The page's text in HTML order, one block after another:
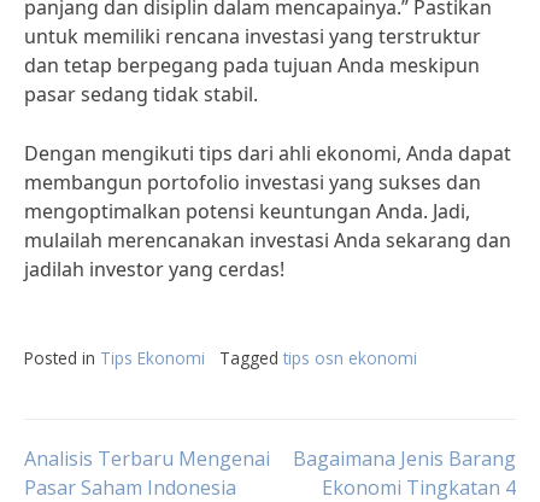
panjang dan disiplin dalam mencapainya.” Pastikan
untuk memiliki rencana investasi yang terstruktur
dan tetap berpegang pada tujuan Anda meskipun
pasar sedang tidak stabil.
Dengan mengikuti tips dari ahli ekonomi, Anda dapat
membangun portofolio investasi yang sukses dan
mengoptimalkan potensi keuntungan Anda. Jadi,
mulailah merencanakan investasi Anda sekarang dan
jadilah investor yang cerdas!
Posted in Tips Ekonomi Tagged tips osn ekonomi
Post
Analisis Terbaru Mengenai
Pasar Saham Indonesia
Bagaimana Jenis Barang
Ekonomi Tingkatan 4